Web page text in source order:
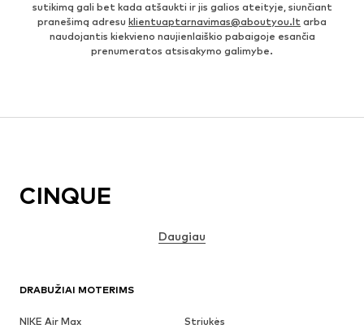
sutikimą gali bet kada atšaukti ir jis galios ateityje, siunčiant
pranešimą adresu klientuaptarnavimas@aboutyou.lt arba
naudojantis kiekvieno naujienlaiškio pabaigoje esančia
prenumeratos atsisakymo galimybe.
DRABUŽIAI MOTERIMS
NIKE Air Max
Striukės
CINQUE
Daugiau